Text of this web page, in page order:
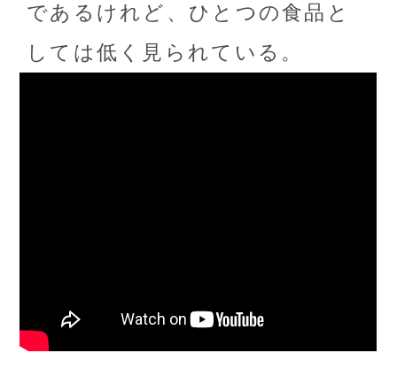
であるけれど、ひとつの食品と
しては低く見られている。